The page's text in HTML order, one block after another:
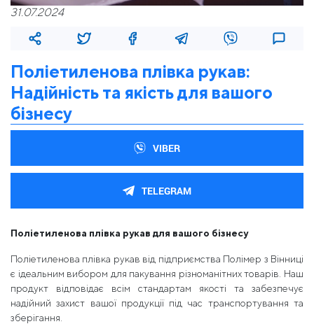
31.07.2024
Поліетиленова плівка рукав:
Надійність та якість для вашого
бізнесу
VIBER
TELEGRAM
Поліетиленова плівка рукав для вашого бізнесу
Поліетиленова плівка рукав від підприємства Полімер з Вінниці
є ідеальним вибором для пакування різноманітних товарів. Наш
продукт відповідає всім стандартам якості та забезпечує
надійний захист вашої продукції під час транспортування та
зберігання.